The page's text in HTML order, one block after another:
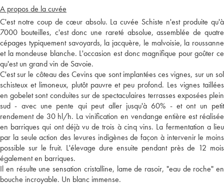
A propos de la cuvée
C'est notre coup de cœur absolu. La cuvée Schiste n'est produite qu'à
7000 bouteilles, c'est donc une rareté absolue, assemblée de quatre
cépages typiquement savoyards, la jacquère, le malvoisie, la roussanne
et la mondeuse blanche. L'occasion est donc magnifique pour goûter ce
qu'est un grand vin de Savoie.
C'est sur le côteau des Cevins que sont implantées ces vignes, sur un sol
schisteux et limoneux, plutôt pauvre et peu profond. Les vignes taillées
en gobelet sont conduites sur de spectaculaires terrasses exposées plein
sud - avec une pente qui peut aller jusqu'à 60% - et ont un petit
rendement de 30 hl/h. La vinification en vendange entière est réalisée
en barriques qui ont déjà vu de trois à cinq vins. La fermentation a lieu
par la seule action des levures indigènes de façon à intervenir le moins
possible sur le fruit. L'élevage dure ensuite pendant près de 12 mois
également en barriques.
Il en résulte une sensation cristalline, lame de rasoir, "eau de roche" en
bouche incroyable. Un blanc immense.